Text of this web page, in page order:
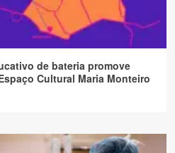
de bateria promove
Cultural Maria Monteiro